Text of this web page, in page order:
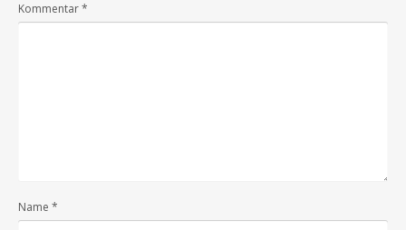
Kommentar*
Name *